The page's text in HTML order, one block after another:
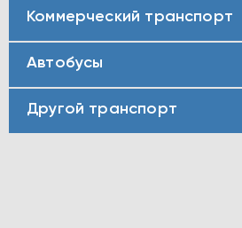
Коммерческий транспорт
Автобусы
Другой транспорт